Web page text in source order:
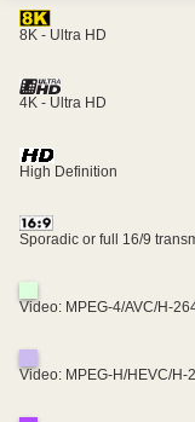
8K - Ultra HD
4K - Ultra HD
High Definition
Sporadic or full 16/9
Video: MPEG-4/AVC/H-
Video: MPEG-H/HEVC/H-